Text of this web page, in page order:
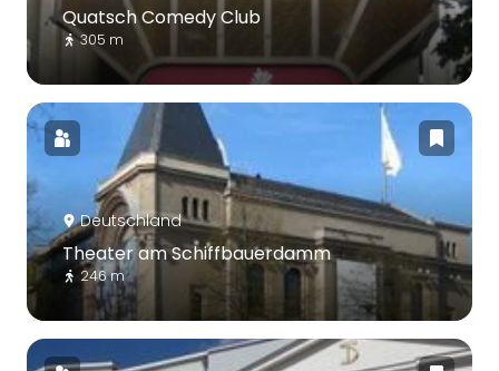
Quatsch Comedy Club
305 m
Deutschland
Theater am Schiffbauerdamm
246 m